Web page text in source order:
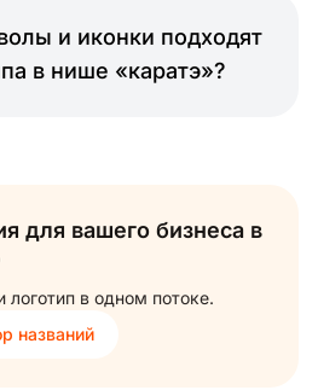
и иконки подходят
в нише «каратэ»?
для вашего бизнеса в
в одном потоке.
названий